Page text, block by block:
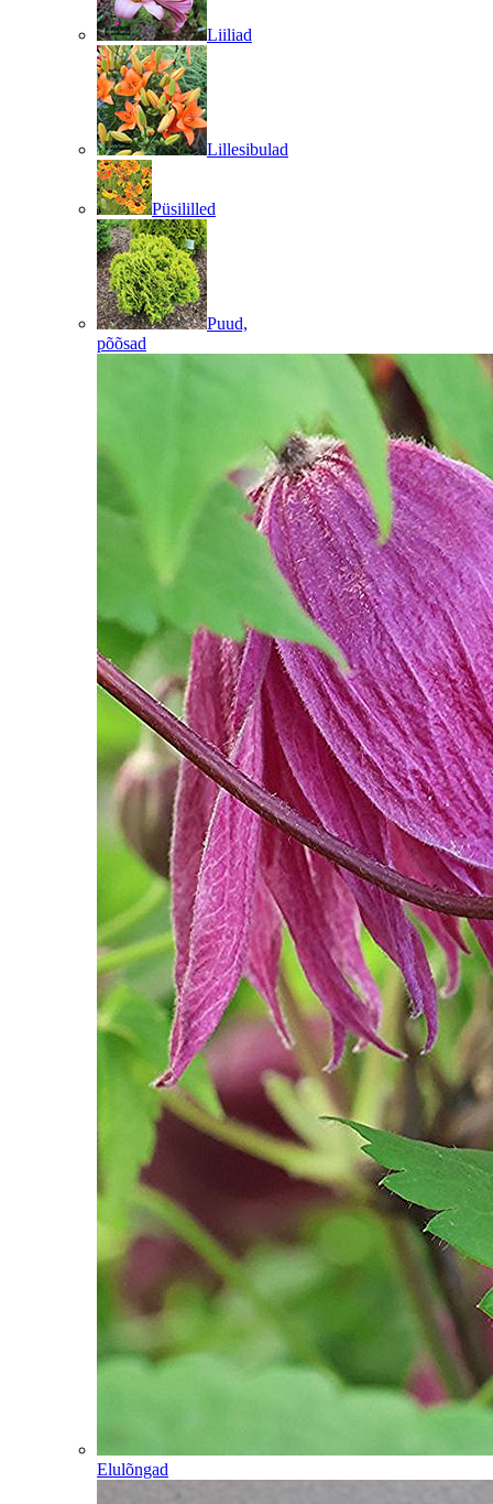
Liiliad
Lillesibulad
Püsililled
Puud,
põõsad
Elulõngad